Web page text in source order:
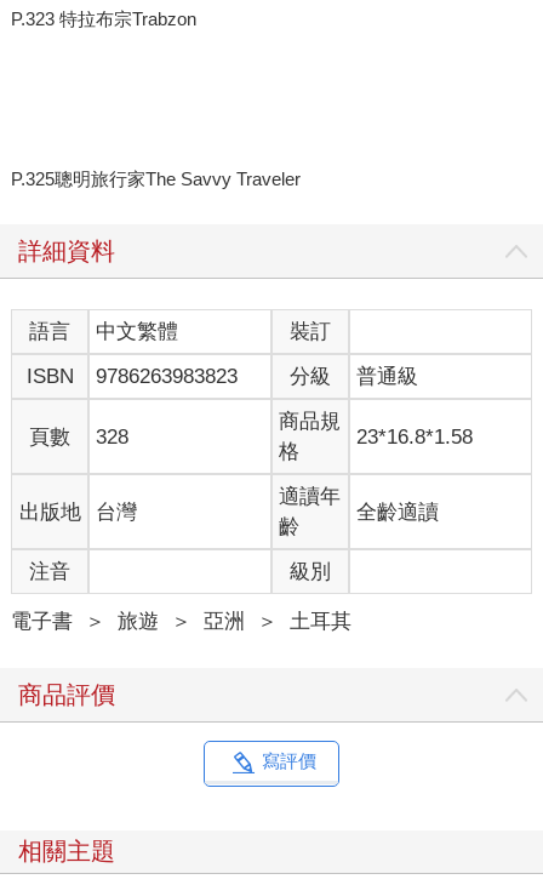
P.323 特拉布宗Trabzon
P.325聰明旅行家The Savvy Traveler
詳細資料
語言 中文繁體
裝訂
ISBN
9786263983823 分級 普通級
頁數 328
商品規
格
23*16.8*1.58
出版地 台灣
適讀年
齡
全齡適讀
注音 級別
電子書 ＞ 旅遊 ＞ 亞洲 ＞ 土耳其
商品評價
寫評價
相關主題